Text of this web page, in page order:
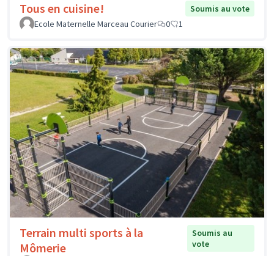
Tous en cuisine!
Soumis au vote
Ecole Maternelle Marceau Courier
0 1
Terrain multi sports à la
Mômerie
Soumis au
vote